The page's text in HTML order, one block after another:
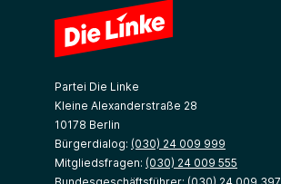
Partei Die Linke
Kleine Alexanderstraße 28
10178 Berlin
Bürgerdialog: (030) 24 009 999
Mitgliedsfragen: (030) 24 009 555